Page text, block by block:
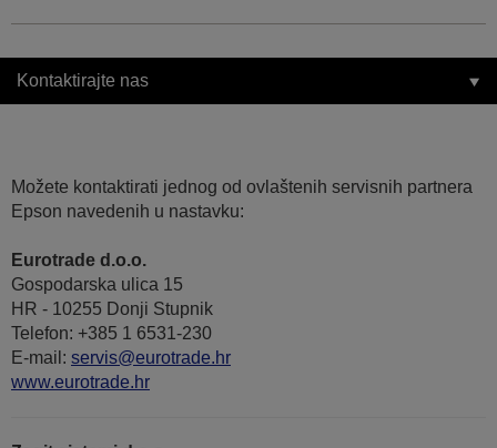
Kontaktirajte nas
Možete kontaktirati jednog od ovlaštenih servisnih partnera
Epson navedenih u nastavku:
Eurotrade d.o.o.
Gospodarska ulica 15
HR - 10255 Donji Stupnik
Telefon: +385 1 6531-230
E-mail: servis@eurotrade.hr
www.eurotrade.hr